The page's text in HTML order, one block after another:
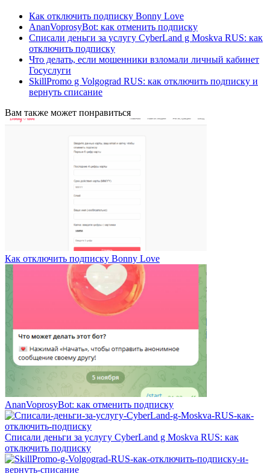
Как отключить подписку Bonny Love
AnanVoprosyBot: как отменить подписку
Списали деньги за услугу CyberLand g Moskva RUS: как
отключить подписку
Что делать, если мошенники взломали личный кабинет
Госуслуги
SkillPromo g Volgograd RUS: как отключить подписку и
вернуть списание
Вам также может понравиться
Как отключить подписку Bonny Love
AnanVoprosyBot: как отменить подписку
Списали деньги за услугу CyberLand g Moskva RUS: как
отключить подписку